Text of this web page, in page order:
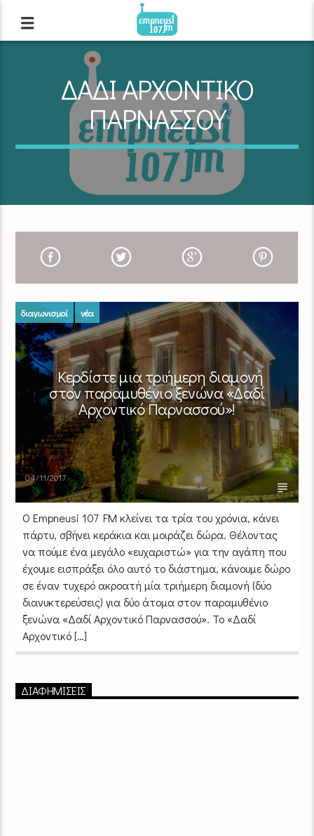
ΔΑΔΙ ΑΡΧΟΝΤΙΚΟ
ΠΑΡΝΑΣΣΟΥ
διαγωνισμοί νέα
Κερδίστε μια τριήμερη διαμονή
στον παραμυθένιο ξενώνα «Δαδί
Αρχοντικό Παρνασσού»!
04/11/2017
Ο Empneusi 107 FM κλείνει τα τρία του χρόνια, κάνει
πάρτυ, σβήνει κεράκια και μοιράζει δώρα. Θέλοντας
να πούμε ένα μεγάλο «ευχαριστώ» για την αγάπη που
έχουμε εισπράξει όλο αυτό το διάστημα, κάνουμε δώρο
σε έναν τυχερό ακροατή μία τριήμερη διαμονή (δύο
διανυκτερεύσεις) για δύο άτομα στον παραμυθένιο
ξενώνα «Δαδί Αρχοντικό Παρνασσού». Το «Δαδί
Αρχοντικό […]
ΔΙΑΦΗΜΙΣΕΙΣ